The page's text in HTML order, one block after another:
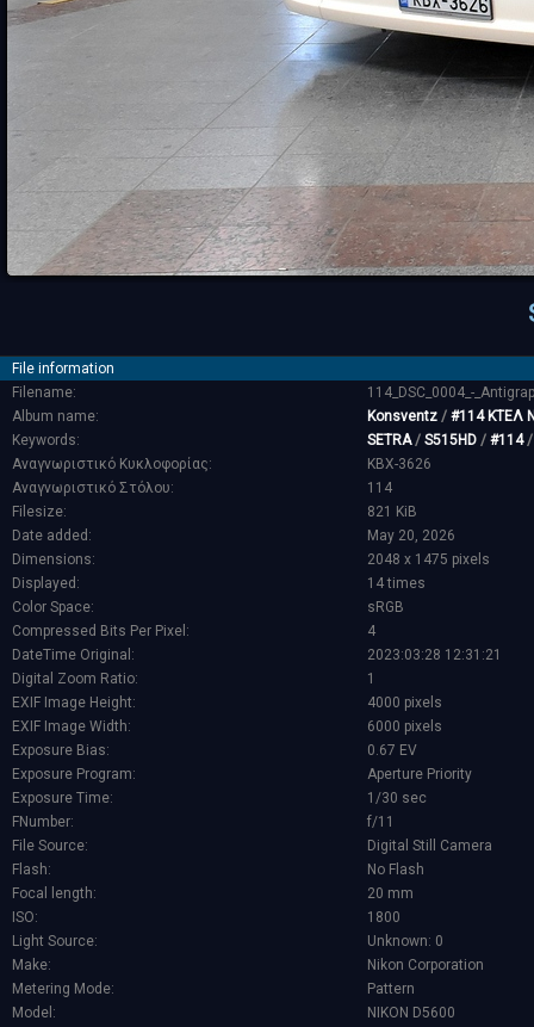
File information
Filename:
114_DSC_0004_-
Album name:
Konsventz / #114 ΚΤΕΛ
Keywords:
SETRA/ S515HD / #114
Αναγνωριστικό Κυκλοφορίας:
KBX-3626
Αναγνωριστικό Στόλου:
114
Filesize:
821 KiB
Date added:
May 20, 2026
Dimensions:
2048 x 1475 pixels
Displayed:
14 times
Color Space:
sRGB
Compressed Bits Per Pixel:
4
DateTime Original:
2023:03:28 12:31:21
Digital Zoom Ratio:
1
EXIF Image Height:
4000 pixels
EXIF Image Width:
6000 pixels
Exposure Bias:
0.67 EV
Exposure Program:
Aperture Priority
Exposure Time:
1/30 sec
FNumber:
f/11
File Source:
Digital Still Camera
Flash:
No Flash
Focal length:
20 mm
ISO:
1800
Light Source:
Unknown: 0
Make:
Nikon Corporation
Metering Mode:
Pattern
Model:
NIKON D5600